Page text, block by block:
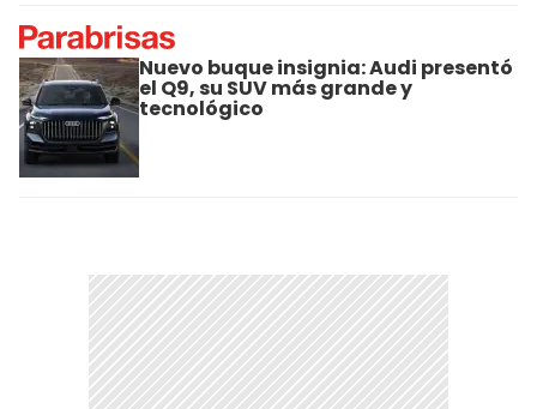
Nuevo buque insignia: Audi presentó
el Q9, su SUV más grande y
tecnológico